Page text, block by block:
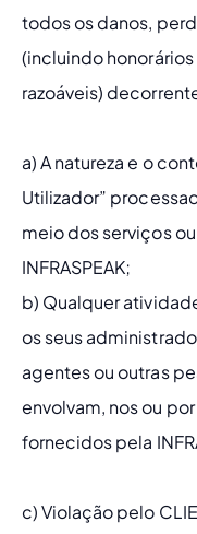
todos os danos,
(incluindo
razoáveis)
a) A natureza e o
Utilizador”
meio dos serviços
INFRASPEAK;
b) Qualquer
os seus
agentes ou outras
envolvam, nos ou
fornecidos pela
c) Violação pelo